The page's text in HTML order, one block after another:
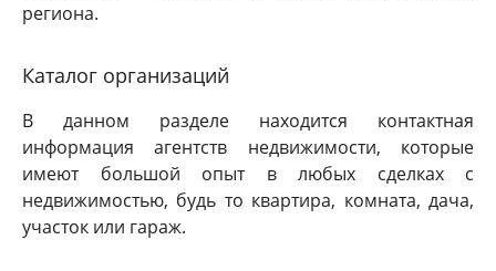
региона.
Каталог организаций
В данном разделе находится контактная
информация агентств недвижимости, которые
имеют большой опыт в любых сделках с
недвижимостью, будь то квартира, комната, дача,
участок или гараж.